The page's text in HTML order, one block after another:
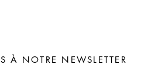
À NOTRE NEWSLETTER